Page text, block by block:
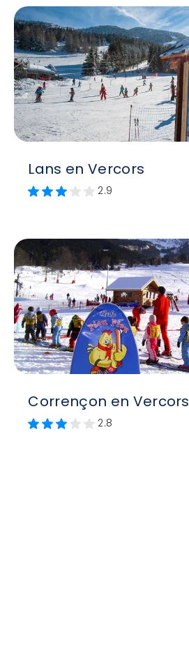
Lans en Vercors
2.9
Corrençon en Vercors
2.8